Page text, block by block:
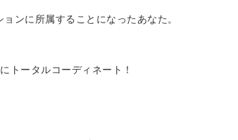
ンに所属することになったあなた。
トータルコーディネート！